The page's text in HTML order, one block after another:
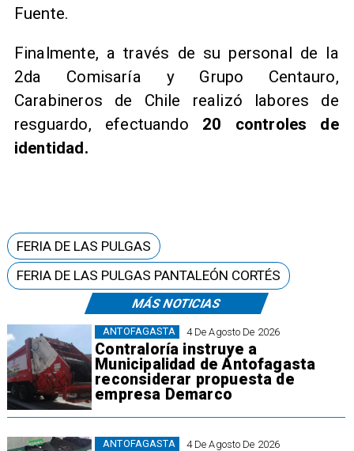
Fuente.
Finalmente, a través de su personal de la
2da Comisaría y Grupo Centauro,
Carabineros de Chile realizó labores de
resguardo, efectuando 20 controles de
identidad.
MÁS NOTICIAS
4 De Agosto De 2026
Contraloría instruye a
Municipalidad de Antofagasta
reconsiderar propuesta de
empresa Demarco
ANTOFAGASTA
4 De Agosto De 2026
ANTOFAGASTA
FERIA DE LAS PULGAS
FERIA DE LAS PULGAS PANTALEÓN CORTÉS